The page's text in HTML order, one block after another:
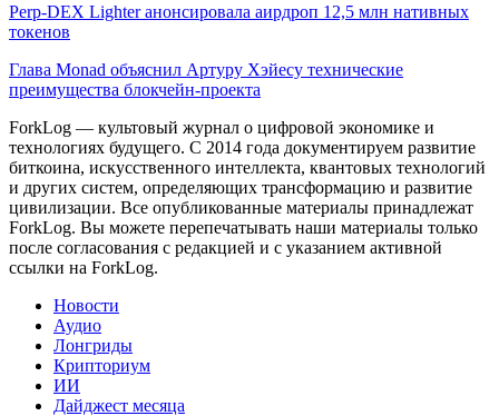
Perp-DEX Lighter анонсировала аирдроп 12,5 млн нативных
токенов
Глава Monad объяснил Артуру Хэйесу технические
преимущества блокчейн-проекта
ForkLog — культовый журнал о цифровой экономике и
технологиях будущего. С 2014 года документируем развитие
биткоина, искусственного интеллекта, квантовых технологий
и других систем, определяющих трансформацию и развитие
цивилизации. Все опубликованные материалы принадлежат
ForkLog. Вы можете перепечатывать наши материалы только
после согласования с редакцией и с указанием активной
ссылки на ForkLog.
Новости
Аудио
Лонгриды
Крипториум
ИИ
Дайджест месяца